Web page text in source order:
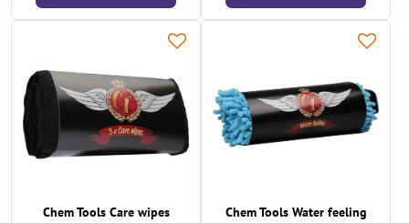
Chem Tools Care wipes Chem Tools Water feeling